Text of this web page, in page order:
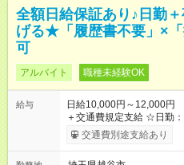
全額日給保証あり♪日勤
げる★「履歴書不要」×
可
アルバイト 職種未経験OK
給与
日給10,000円～12,000円
＋交通費規定支給 ☆日勤：08:00～17:00／日給1万円 ★夜勤：
20:00～05:00／日給1万2000円 -:+:-:+:-:+:-:+:-:+:- 日勤＋
日『2万2000円』も稼げる！ -:+:-:+:-
交通費別途支給あり